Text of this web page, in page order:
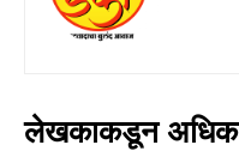
लेखकाकडून अधिक